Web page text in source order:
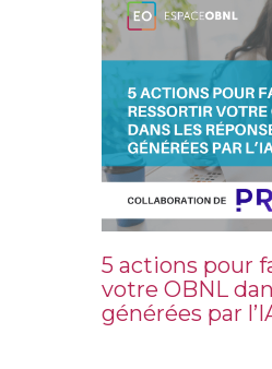
5 actions pour
votre OBNL
générées par